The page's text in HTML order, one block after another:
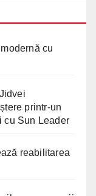
cu
printr-un
cu Sun Leader
reabilitarea